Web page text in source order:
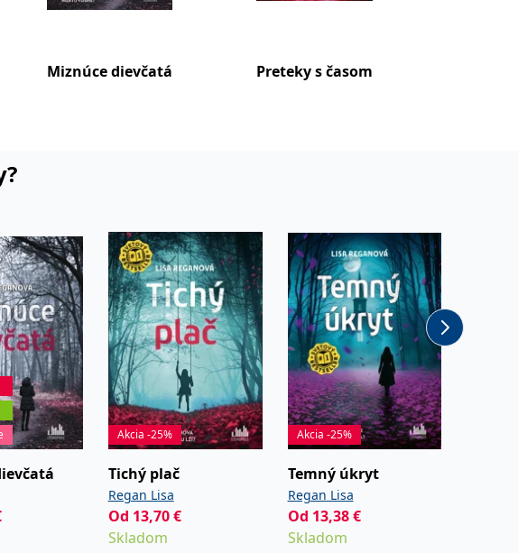
Miznúce dievčatá Preteky s časom
Akcia -25%
Tichý plač
Regan Lisa
Od 13,70€
Skladom
Akcia -25%
Temný úkryt
Regan Lisa
Od 13,38€
Skladom